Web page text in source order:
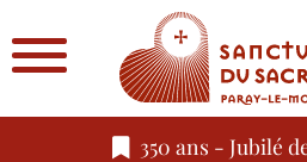
350 ans - Jubilé